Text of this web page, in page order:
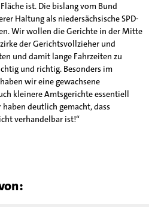
ist. Die bislang vom Bund
Haltung als niedersächsische SPD-
Wir wollen die Gerichte in der Mitte
der Gerichtsvollzieher und
und damit lange Fahrzeiten zu
und richtig. Besonders im
wir eine gewachsene
kleinere Amtsgerichte essentiell
deutlich gemacht, dass
verhandelbar ist!“